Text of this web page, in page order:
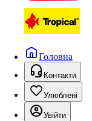
Головна
Контакти
Улюблені
Увійти